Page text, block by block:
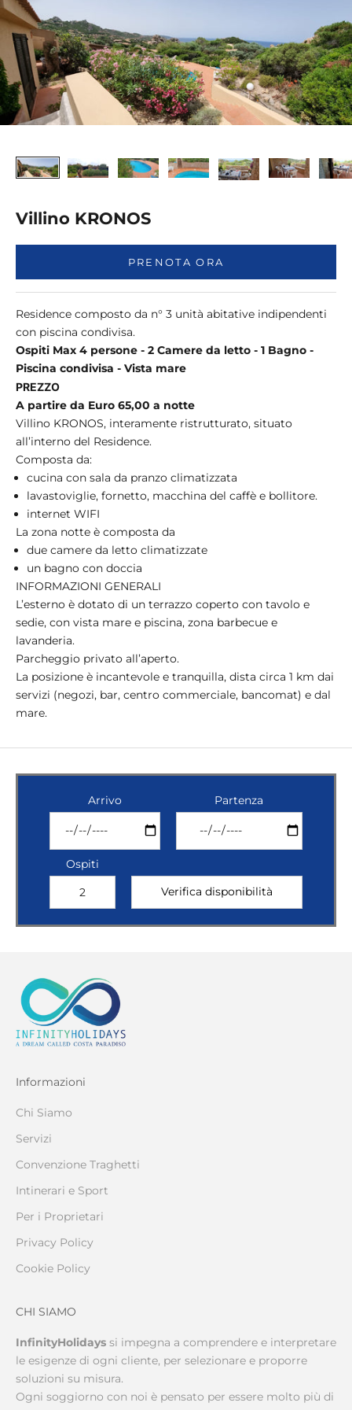
Villino KRONOS
PRENOTA ORA
Residence composto da n° 3 unità abitative indipendenti
con piscina condivisa.
Ospiti Max 4 persone - 2 Camere da letto - 1 Bagno -
Piscina condivisa - Vista mare
PREZZO
A partire da Euro 65,00 a notte
Villino KRONOS, interamente ristrutturato, situato
all’interno del Residence.
Composta da:
cucina con sala da pranzo climatizzata
lavastoviglie, fornetto, macchina del caffè e bollitore.
internet WIFI
La zona notte è composta da
due camere da letto climatizzate
un bagno con doccia
INFORMAZIONI GENERALI
L’esterno è dotato di un terrazzo coperto con tavolo e
sedie, con vista mare e piscina, zona barbecue e
lavanderia.
Parcheggio privato all’aperto.
La posizione è incantevole e tranquilla, dista circa 1 km dai
servizi (negozi, bar, centro commerciale, bancomat) e dal
mare.
Arrivo Partenza
Ospiti
Informazioni
Chi Siamo
Servizi
Convenzione Traghetti
Intinerari e Sport
Per i Proprietari
Privacy Policy
Cookie Policy
CHI SIAMO
InfinityHolidays si impegna a comprendere e interpretare
le esigenze di ogni cliente, per selezionare e proporre
soluzioni su misura.
Ogni soggiorno con noi è pensato per essere molto più di